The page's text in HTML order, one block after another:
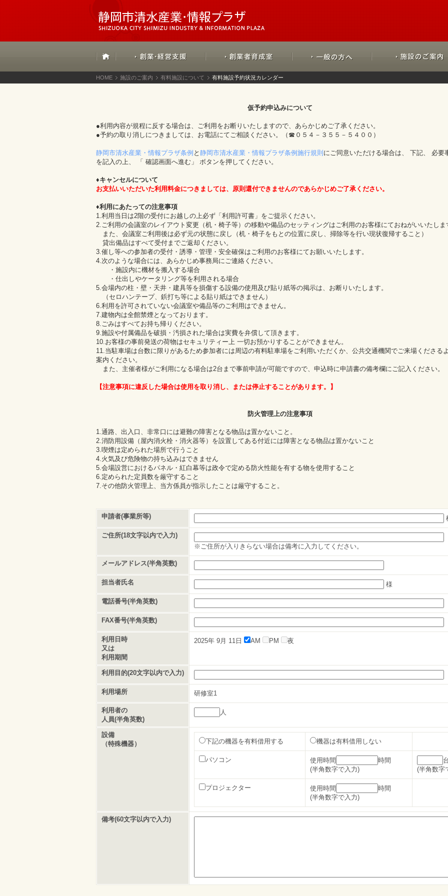
HOME 施設のご案内 有料施設について 有料施設予約状況カレンダー
仮予約申込みについて
●利用内容が規程に反する場合は、ご利用をお断りいたしますので、あらかじめご了承ください。
●予約の取り消しにつきましては、お電話にてご相談ください。（☎０５４－３５５－５４００）
静岡市清水産業・情報プラザ条例 と 静岡市清水産業・情報プラザ条例施行規則 にご同意いただける場合は、 下記、 必要
を記入の上、 「 確認画面へ進む」 ボタンを押してください。
♦キャンセルについて
お支払いいただいた利用料金につきましては、原則還付できませんのであらかじめご了承ください。
♦利用にあたっての注意事項
1.利用当日は2階の受付にお越しの上必ず「利用許可書」をご提示ください。
2.ご利用の会議室のレイアウト変更（机・椅子等）の移動や備品のセッティングはご利用のお客様にておねがいいたしま
また、会議室ご利用後は必ず元の状態に戻し（机・椅子をもとの位置に戻し、掃除等を行い現状復帰すること）
貸出備品はすべて受付までご返却ください。
3.催し等への参加者の受付・誘導・管理・安全確保はご利用のお客様にてお願いいたします。
4.次のような場合には、あらかじめ事務局にご連絡ください。
・施設内に機材を搬入する場合
・仕出しやケータリング等を利用される場合
5.会場内の柱・壁・天井・建具等を損傷する設備の使用及び貼り紙等の掲示は、お断りいたします。
（セロハンテープ、鋲打ち等による貼り紙はできません）
6.利用を許可されていない会議室や備品等のご利用はできません。
7.建物内は全館禁煙となっております。
8.ごみはすべてお持ち帰りください。
9.施設や付属備品を破損・汚損された場合は実費を弁償して頂きます。
10.お客様の事前発送の荷物はセキュリティー上 一切お預かりすることができません。
11.当駐車場は台数に限りがあるため参加者には周辺の有料駐車場をご利用いただくか、公共交通機関でご来場くださる
案内ください。
また、主催者様がご利用になる場合は2台まで事前申請が可能ですので、申込時に申請書の備考欄にご記入ください。
【注意事項に違反した場合は使用を取り消し、または停止することがあります。】
防火管理上の注意事項
1.通路、出入口、非常口には避難の障害となる物品は置かないこと。
2.消防用設備（屋内消火栓・消火器等）を設置してある付近には障害となる物品は置かないこと
3.喫煙は定められた場所で行うこと
4.火気及び危険物の持ち込みはできません
5.会場設営におけるパネル・紅白幕等は政令で定める防火性能を有する物を使用すること
6.定められた定員数を厳守すること
7.その他防火管理上、当方係員が指示したことは厳守すること。
申請者(事業所等)
ご住所(18文字以内で入力)
※ご住所が入りきらない場合は備考に入力してください。
メールアドレス(半角英数)
担当者氏名 様
電話番号(半角英数)
FAX番号(半角英数)
利用日時
又は
利用期間
2025年 9月 11日 AM PM 夜
利用目的(20文字以内で入力)
利用場所 研修室1
利用者の
人員(半角英数)
人
設備
（特殊機器）
下記の機器を有料借用する 機器は有料借用しない
パソコン 使用時間
時間
(半角数字で入力)
(半角数字
プロジェクター 使用時間
時間
(半角数字で入力)
備考(60文字以内で入力)